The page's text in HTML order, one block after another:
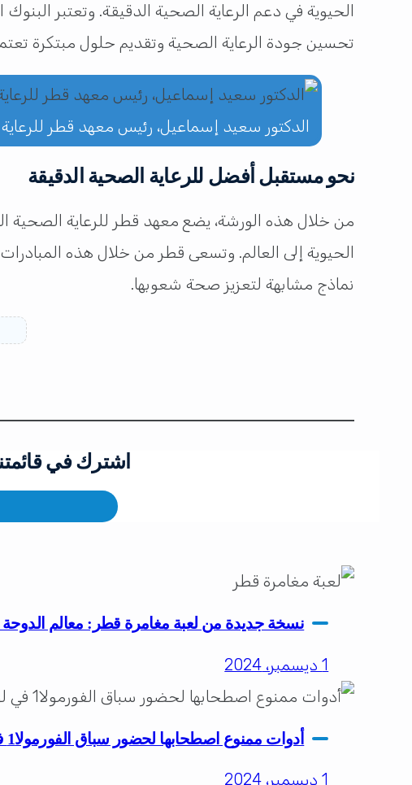
الحيوية في دعم الرعاية الصحية الدقيقة. وتعتبر
تحسين جودة الرعاية الصحية وتقديم حلول مبتكرة
الدكتور سعيد إسماعيل، رئيس معهد قطر
نحو مستقبل أفضل للرعاية الصحية الدقيقة
من خلال هذه الورشة، يضع معهد قطر للرعاية الصحية
الحيوية إلى العالم. وتسعى قطر من خلال هذه
نماذج مشابهة لتعزيز صحة شعوبها.
اشترك في
نسخة جديدة من لعبة مغامرة قطر: معالم الدوحة
1 ديسمبر، 2024
أدوات ممنوع اصطحابها لحضور سباق الفورمولا1 في لوسيل..تعرف عليها
1 ديسمبر، 2024